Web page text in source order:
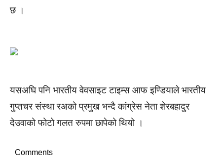
छ ।
यसअघि पनि भारतीय वेवसाइट टाइम्स आफ इण्डियाले भारतीय
गुप्तचर संस्था रअको प्रमुख भन्दै कांग्रेस नेता शेरबहादुर
देउवाको फोटो गलत रुपमा छापेको थियो ।
Comments